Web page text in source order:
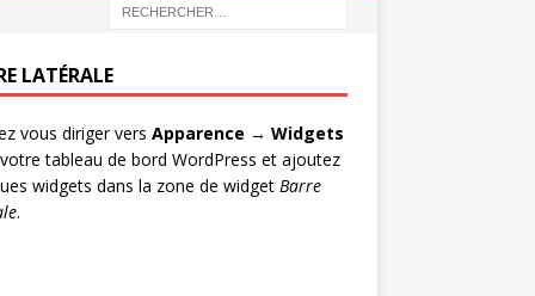
LATÉRALE
vous diriger vers Apparence → Widgets
tableau de bord WordPress et ajoutez
widgets dans la zone de widget Barre
.